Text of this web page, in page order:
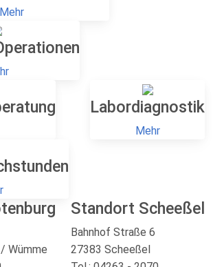
Mehr
Labordiagnostik
Mehr
Wümme
Standort Scheeßel
Bahnhof Straße 6
27383 Scheeßel